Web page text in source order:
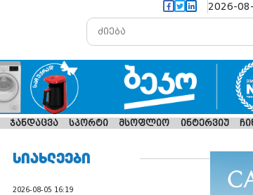
2026-
ჯანდაცვა სპორტი მსოფლიო ინტერვიუ
ᲡᲘᲐᲮᲚᲔᲔᲑᲘ
2026-08-05 16:19